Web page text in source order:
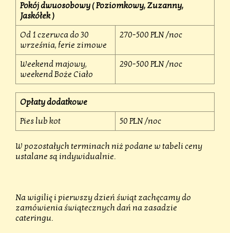
Pokój dwuosobowy ( Poziomkowy, Zuzanny,
Jaskółek )
Od 1 czerwca do 30
września, ferie zimowe
270-500 PLN /noc
Weekend majowy,
weekend Boże Ciało
290-500 PLN /noc
Opłaty dodatkowe
Pies lub kot
50 PLN /noc
W pozostałych terminach niż podane w tabeli ceny
ustalane są indywidualnie.
Na wigilię i pierwszy dzień świąt zachęcamy do
zamówienia świątecznych dań na zasadzie
cateringu.